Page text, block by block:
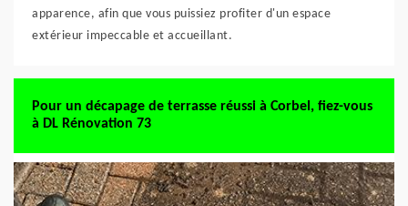
apparence, afin que vous puissiez profiter d'un espace
extérieur impeccable et accueillant.
Pour un décapage de terrasse réussi à Corbel, fiez-vous
à DL Rénovation 73